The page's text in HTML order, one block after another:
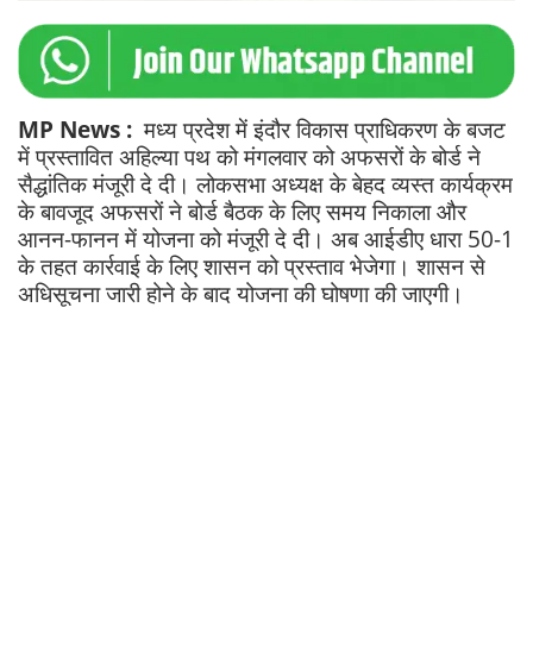
MP News :मध्य प्रदेश में इंदौर विकास प्राधिकरण के बजट
में प्रस्तावित अहिल्या पथ को मंगलवार को अफसरों के बोर्ड ने
सैद्धांतिक मंजूरी दे दी। लोकसभा अध्यक्ष के बेहद व्यस्त कार्यक्रम
के बावजूद अफसरों ने बोर्ड बैठक के लिए समय निकाला और
आनन-फानन में योजना को मंजूरी दे दी। अब आईडीए धारा 50-1
के तहत कार्रवाई के लिए शासन को प्रस्ताव भेजेगा। शासन से
अधिसूचना जारी होने के बाद योजना की घोषणा की जाएगी।